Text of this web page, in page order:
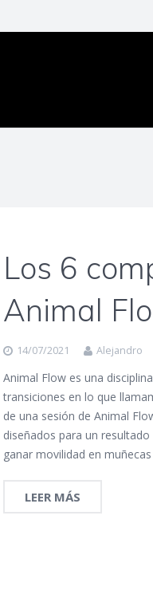
Los 6
Animal
14/07/2021 Alejandro
Animal Flow es una
transiciones en lo que
de una sesión de Animal
diseñados para un
ganar movilidad en
LEER MÁS